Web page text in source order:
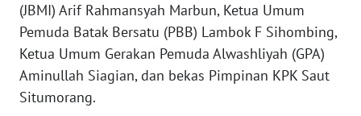
(JBMI) Arif Rahmansyah Marbun, Ketua Umum
Pemuda Batak Bersatu (PBB) Lambok F Sihombing,
Ketua Umum Gerakan Pemuda Alwashliyah (GPA)
Aminullah Siagian, dan bekas Pimpinan KPK Saut
Situmorang.
WN
JAMBI
WN
SULTRA